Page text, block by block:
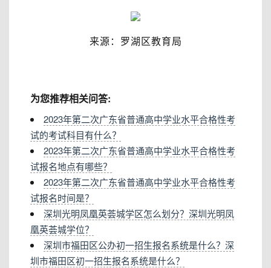
来源：罗湖区教育局
为您推荐相关问答:
2023年第二次广东省普通高中学业水平合格性考
试的考试科目有什么？
2023年第二次广东省普通高中学业水平合格性考
试报名地点有哪些？
2023年第二次广东省普通高中学业水平合格性考
试报名时间是？
深圳光明凤凰英荟城学区怎么划分？深圳光明凤
凰英荟城学位？
深圳市福田区公办初一招生报名系统是什么？深
圳市福田区初一招生报名系统是什么？